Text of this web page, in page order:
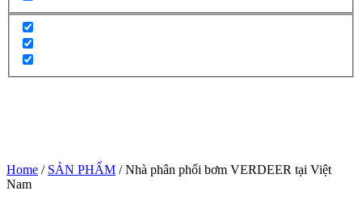
Home / SẢN PHẨM / Nhà phân phối bơm VERDEER tại Việt
Nam